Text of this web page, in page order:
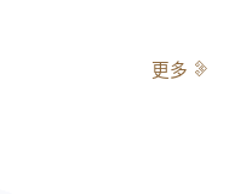
更多